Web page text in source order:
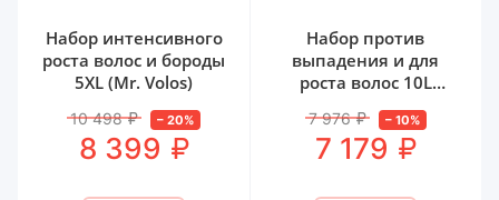
Набор интенсивного
роста волос и бороды
5XL (Mr. Volos)
10 498 ₽ – 20%
8 399 ₽
Набор против
выпадения и для
роста волос 10L
7 976 ₽ – 10%
7 179 ₽